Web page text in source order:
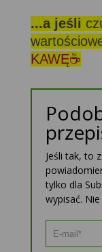
...a jeśli
KAWĘ☕
Jeśli tak, to
tylko dla
wypisać.